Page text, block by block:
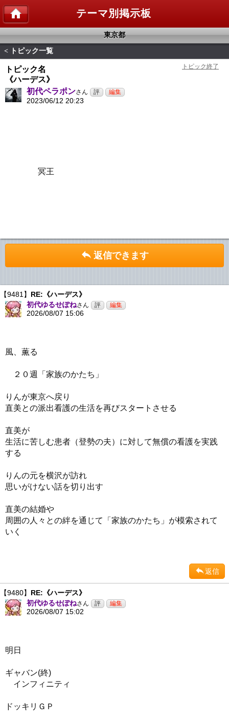
テーマ別掲示板
東京都
< トピック一覧
トピック名
《ハーデス》
初代ペラポンさん
2023/06/12 20:23
冥王
返信できます
【9481】 RE:《ハーデス》
初代ゆるせぽねさん
2026/08/07 15:06
風、薫る
２０週「家族のかたち」
りんが東京へ戻り
直美との派出看護の生活を再びスタートさせる
直美が
生活に苦しむ患者（登勢の夫）に対して無償の看護を実践
する
りんの元を横沢が訪れ
思いがけない話を切り出す
直美の結婚や
周囲の人々との絆を通じて「家族のかたち」が模索されて
いく
返信
【9480】 RE:《ハーデス》
初代ゆるせぽねさん
2026/08/07 15:02
明日
ギャバン(終)
インフィニティ
ドッキリＧＰ